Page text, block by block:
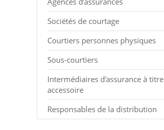
Sociétés de courtage
Courtiers personnes physiques
Sous-courtiers
Intermédiaires d'assurance à titre
accessoire
Responsables de la distribution